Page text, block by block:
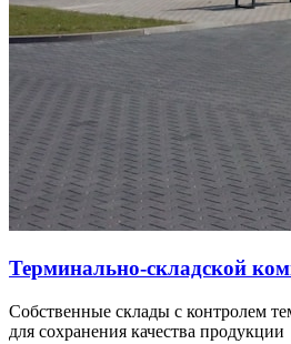
Терминально-складской
Собственные склады с контролем
для сохранения качества продукции